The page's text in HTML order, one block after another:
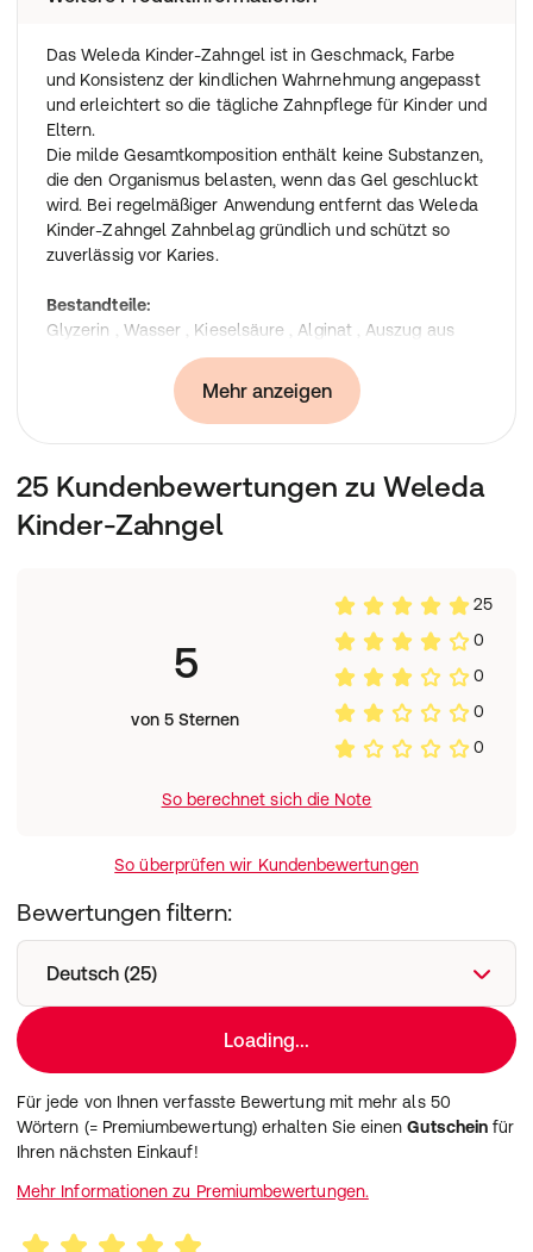
Das Weleda Kinder-Zahngel ist in Geschmack, Farbe
und Konsistenz der kindlichen Wahrnehmung angepasst
und erleichtert so die tägliche Zahnpflege für Kinder und
Eltern.
Die milde Gesamtkomposition enthält keine Substanzen,
die den Organismus belasten, wenn das Gel geschluckt
wird. Bei regelmäßiger Anwendung entfernt das Weleda
Kinder-Zahngel Zahnbelag gründlich und schützt so
zuverlässig vor Karies.
Bestandteile:
Glyzerin , Wasser , Kieselsäure , Alginat , Auszug aus
Ringelblumenblüten , Mandelöl , Aesculin , Mischung
natürlicher ätherischer Öle*
Glycerin , Water (Aqua) , Silica , Algin , Calendula
(Sweet Almond) Oil , Esculin , Flavor (Aroma)*, Limonene*
Mehr anzeigen
25 Kundenbewertungen zu Weleda
Kinder-Zahngel
5
von 5 Sternen
25
0
0
0
0
So berechnet sich die Note
So überprüfen wir Kundenbewertungen
Bewertungen filtern:
Deutsch (25)
Loading...
Für jede von Ihnen verfasste Bewertung mit mehr als 50
Wörtern (= Premiumbewertung) erhalten Sie einenGutschein für
Ihren nächsten Einkauf!
Mehr Informationen zu Premiumbewertungen.